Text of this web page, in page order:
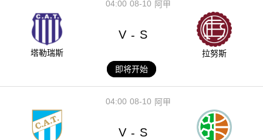
08-10
04:00 阿甲
塔勒瑞斯
V - S
拉努斯
即将开始
08-10
04:00 阿甲
V - S